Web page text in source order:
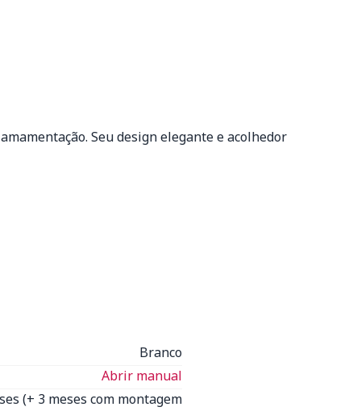
Seu design elegante e acolhedor
Branco
Abrir manual
(+ 3 meses com montagem